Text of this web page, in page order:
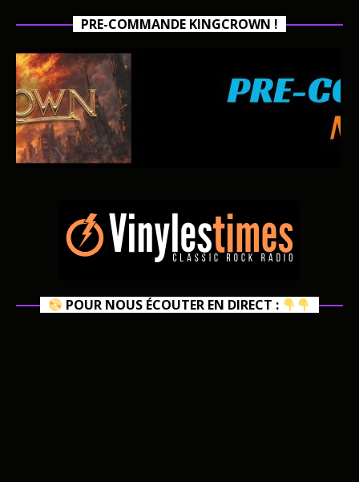
PRE-COMMANDE KINGCROWN !
POUR NOUS ÉCOUTER EN DIRECT :